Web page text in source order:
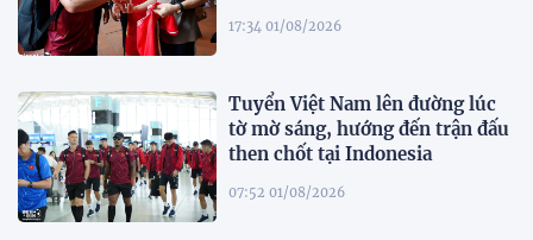
17:34 01/08/2026
Tuyển Việt Nam lên đường lúc
tờ mờ sáng, hướng đến trận đấu
then chốt tại Indonesia
07:52 01/08/2026